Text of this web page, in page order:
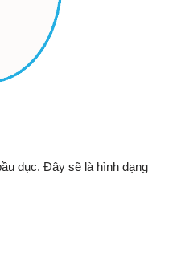
dục. Đây sẽ là hình dạng